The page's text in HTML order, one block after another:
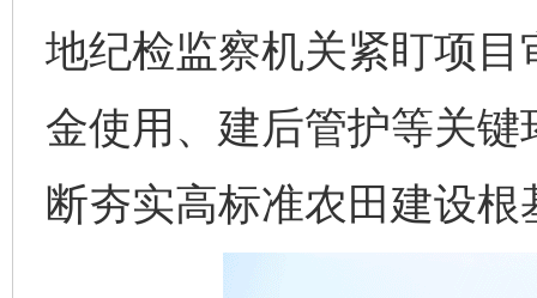
地纪检监察机关紧盯项
金使用、建后管护等关
断夯实高标准农田建设